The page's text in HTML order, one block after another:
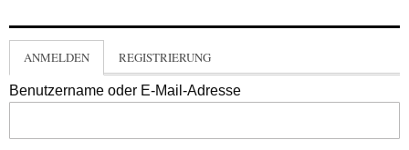
ANMELDEN REGISTRIERUNG
Benutzername oder E-Mail-Adresse